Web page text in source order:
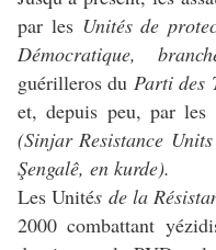
par les Unités de
Démocratique,
guérilleros du Parti des
et, depuis peu, par les
(Sinjar Resistance
Şengalê, en kurde).
Les Unités de la
2000 combattant